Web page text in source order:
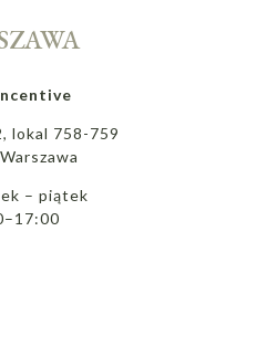
lokal 758-759
– piątek